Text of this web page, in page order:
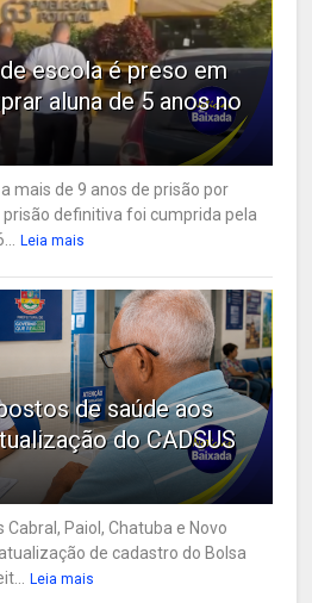
escola é preso em
aluna de 5 anos no
mais de 9 anos de prisão por
definitiva foi cumprida pela
Leia mais
de saúde aos
do CADSUS
Paiol, Chatuba e Novo
de cadastro do Bolsa
Leia mais